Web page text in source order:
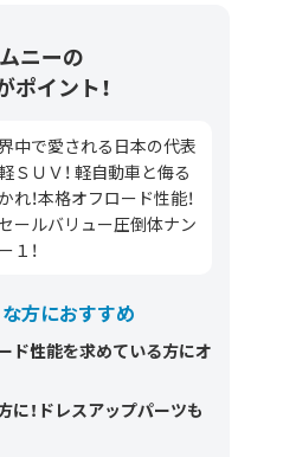
ニーの
ポイント！
中で愛される日本の代表
ＳＵＶ！ 軽自動車と侮る
れ！本格オフロード性能！
ールバリュー圧倒体ナン
１！
方におすすめ
ド性能を求めている方にオ
に！ドレスアップパーツも